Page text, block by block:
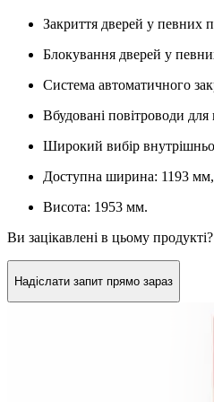
Закриття дверей у певних
Блокування дверей у
Система автоматичного
Вбудовані повітроводи
Широкий вибір
Доступна ширина: 1193
Висота: 1953 мм.
Ви зацікавлені в цьому продукті?
Надіслати запит прямо зараз